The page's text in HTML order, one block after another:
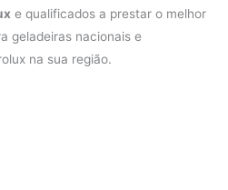
e qualificados a prestar o melhor
geladeiras nacionais e
na sua região.